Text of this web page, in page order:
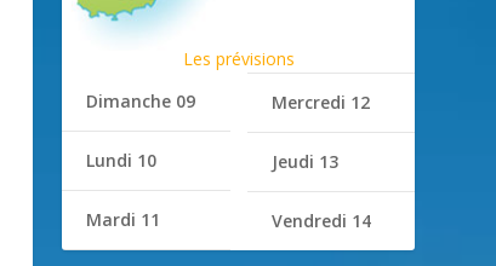
Les prévisions
Dimanche 09
Lundi 10
Mardi 11
Mercredi 12
Jeudi 13
Vendredi 14